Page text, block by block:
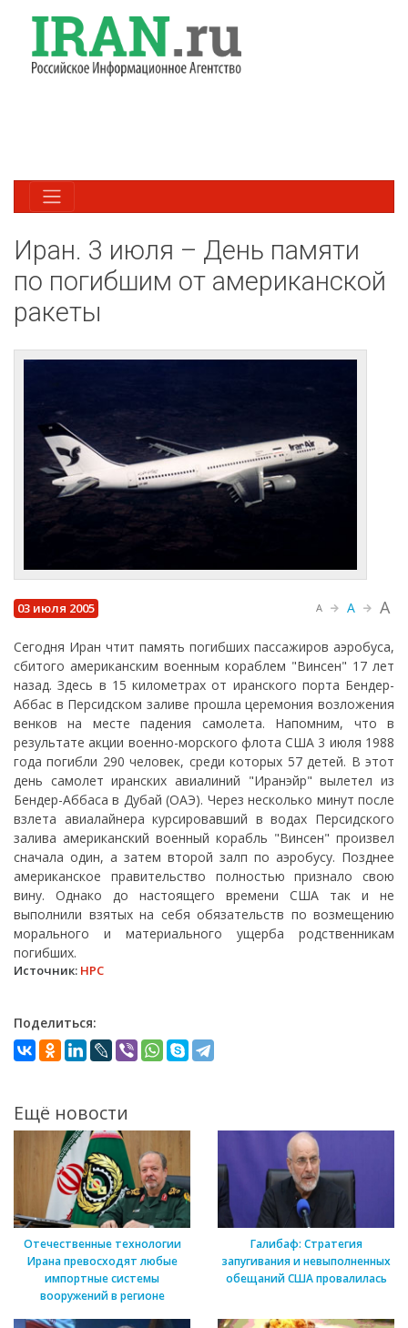
Иран. 3 июля – День памяти
по погибшим от американской
ракеты
03 июля 2005 A A A
Сегодня Иран чтит память погибших пассажиров аэробуса,
сбитого американским военным кораблем "Винсен" 17 лет
назад. Здесь в 15 километрах от иранского порта Бендер-
Аббас в Персидском заливе прошла церемония возложения
венков на месте падения самолета. Напомним, что в
результате акции военно-морского флота США 3 июля 1988
года погибли 290 человек, среди которых 57 детей. В этот
день самолет иранских авиалиний "Иранэйр" вылетел из
Бендер-Аббаса в Дубай (ОАЭ). Через несколько минут после
взлета авиалайнера курсировавший в водах Персидского
залива американский военный корабль "Винсен" произвел
сначала один, а затем второй залп по аэробусу. Позднее
американское правительство полностью признало свою
вину. Однако до настоящего времени США так и не
выполнили взятых на себя обязательств по возмещению
морального и материального ущерба родственникам
погибших.
Источник: НРС
Поделиться:
Ещё новости
Отечественные технологии
Ирана превосходят любые
импортные системы
вооружений в регионе
Галибаф: Стратегия
запугивания и невыполненных
обещаний США провалилась